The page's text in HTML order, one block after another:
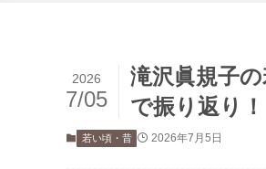
滝沢眞規子
で振り返り！
2026
7/05
若い頃・昔 2026年7月5日